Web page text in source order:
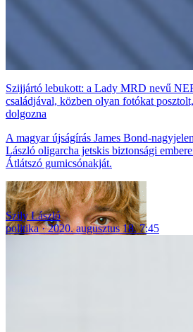
Szijjártó lebukott: a Lady MRD nevű
családjával, közben olyan fotókat
dolgozna
A magyar újságírás James Bond-
László oligarcha jetskis biztonsági
Átlátszó gumicsónakját.
Szily László
politika
2020. augusztus 18. 7:45